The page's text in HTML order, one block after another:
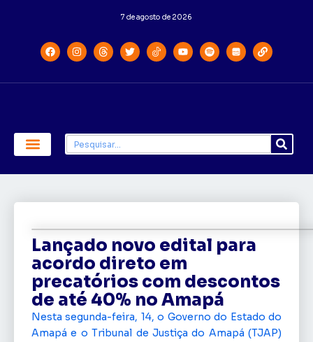
7 de agosto de 2026
Lançado novo edital para
acordo direto em
precatórios com descontos
de até 40% no Amapá
Nesta segunda-feira, 14, o Governo do Estado do
Amapá e o Tribunal de Justiça do Amapá (TJAP)